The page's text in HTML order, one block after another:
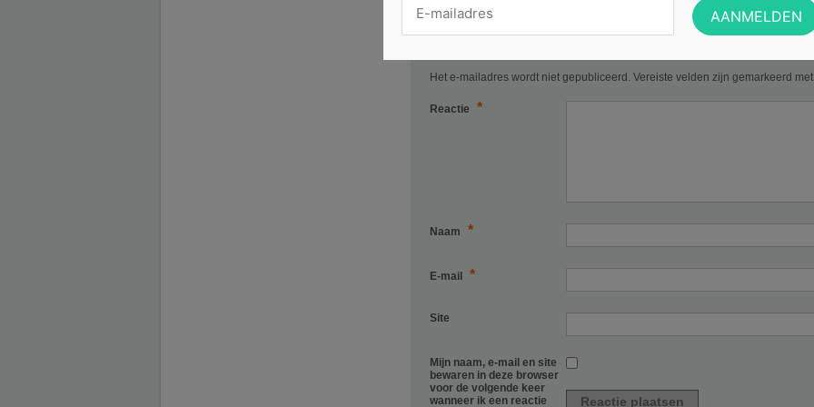
Geef een reactie
Het e-mailadres wordt niet gepubliceerd. Vereiste velden zijn gemarkeerd
Reactie *
Naam *
E-mail *
Site
Mijn naam, e-mail en site
bewaren in deze browser
voor de volgende keer
wanneer ik een reactie